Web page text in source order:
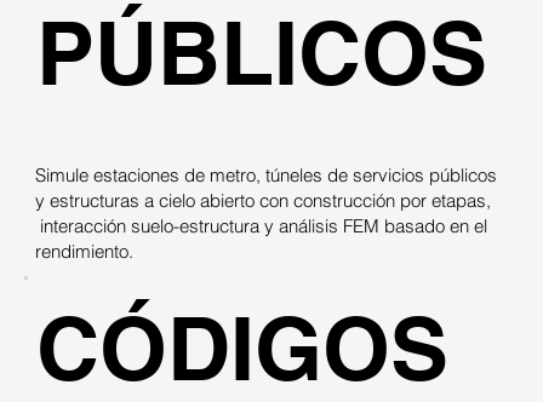
Simule estaciones de metro, túneles de servicios públicos
y estructuras a cielo abierto con construcción por etapas,
interacción suelo-estructura y análisis FEM basado en el
rendimiento.
PÚBLICOS
CÓDIGOS